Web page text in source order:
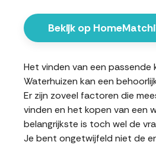
Bekijk op
Het vinden van een passende
Waterhuizen kan een
Er zijn zoveel factoren die
vinden en het kopen van een
belangrijkste is toch wel de
Je bent ongetwijfeld niet de